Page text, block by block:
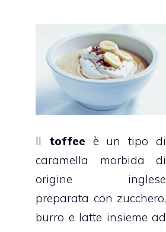
Il toffee è un tipo di
caramella morbida di
origine inglese
preparata con zucchero,
burro e latte insieme ad